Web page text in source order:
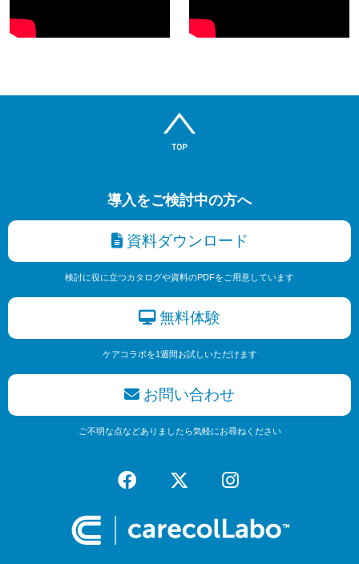
導入をご検討中の方へ
資料ダウンロード
検討に役に立つカタログや資料のPDFをご用意しています
無料体験
ケアコラボを1週間お試しいただけます
お問い合わせ
ご不明な点などありましたら気軽にお尋ねください